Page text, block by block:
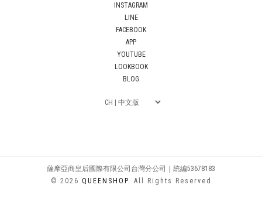
INSTAGRAM
LINE
FACEBOOK
APP
YOUTUBE
LOOKBOOK
BLOG
薩摩亞商皇后國際有限公司台灣分公司｜統編53678183
© 2026 QUEENSHOP. All Rights Reserved